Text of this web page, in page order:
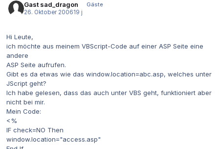
Gast sad_dragon
Gäste
26. Oktober 200619 j
Hi Leute,
ich möchte aus meinem VBScript-Code auf einer ASP Seite eine
andere
ASP Seite aufrufen.
Gibt es da etwas wie das window.location=abc.asp, welches unter
JScript geht?
Ich habe gelesen, dass das auch unter VBS geht, funktioniert aber
nicht bei mir.
Mein Code:
<%
IF check=NO Then
window.location="access.asp"